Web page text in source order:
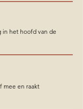
in het hoofd van de
mee en raakt